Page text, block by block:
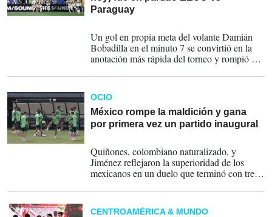
Paraguay
Un gol en propia meta del volante Damián
Bobadilla en el minuto 7 se convirtió en la
anotación más rápida del torneo y rompió el
OCIO
México rompe la maldición y gana
por primera vez un partido inaugural
Quiñones, colombiano naturalizado, y
Jiménez reflejaron la superioridad de los
mexicanos en un duelo que terminó con tres
Sithole y Themba Zwane y a César Montes
de México.
CENTROAMÉRICA & MUNDO